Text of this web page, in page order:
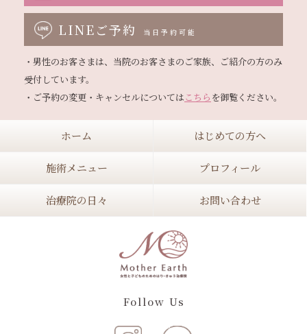
LINEご予約 当日予約可能
・男性のお客さまは、当院のお客さまのご家族、ご紹介の方のみ
受付しています。
・ご予約の変更・キャンセルについてはこちら
ホーム はじめての方へ
施術メニュー プロフィール
治療院の日々 お問い合わせ
Follow Us